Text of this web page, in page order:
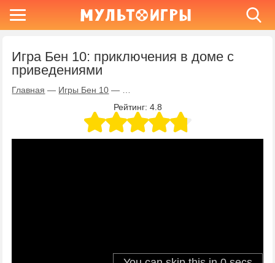
Игра Бен 10: приключения в доме с
приведениями
Главная — Игры Бен 10 —
Рейтинг: 4.8